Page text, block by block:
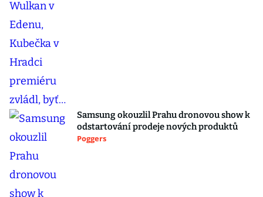
Samsung okouzlil Prahu dronovou show k
odstartování prodeje nových produktů
Poggers